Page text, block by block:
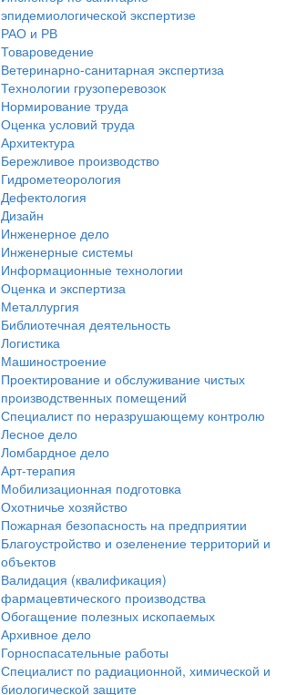
эпидемиологической экспертизе
РАО и РВ
Товароведение
Ветеринарно-санитарная экспертиза
Технологии грузоперевозок
Нормирование труда
Оценка условий труда
Архитектура
Бережливое производство
Гидрометеорология
Дефектология
Дизайн
Инженерное дело
Инженерные системы
Информационные технологии
Оценка и экспертиза
Металлургия
Библиотечная деятельность
Логистика
Машиностроение
Проектирование и обслуживание чистых
производственных помещений
Специалист по неразрушающему контролю
Лесное дело
Ломбардное дело
Арт-терапия
Мобилизационная подготовка
Охотничье хозяйство
Пожарная безопасность на предприятии
Благоустройство и озеленение территорий и
объектов
Валидация (квалификация)
фармацевтического производства
Обогащение полезных ископаемых
Архивное дело
Горноспасательные работы
Специалист по радиационной, химической и
биологической защите